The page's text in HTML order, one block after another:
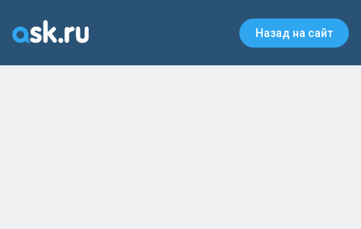
Назад на сайт